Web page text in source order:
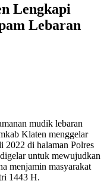
Lengkapi
Lebaran
mudik lebaran
Klaten menggelar
2022 di halaman Polres
untuk mewujudkan
menjamin masyarakat
1443 H.